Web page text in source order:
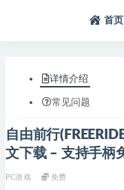
首页
详情介绍
常见问题
自由前行
文下载 – 支持手柄
PC游戏 免费